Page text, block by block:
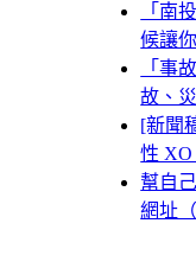
「南
候讓
「事
故、
[新聞
性
幫自
網址